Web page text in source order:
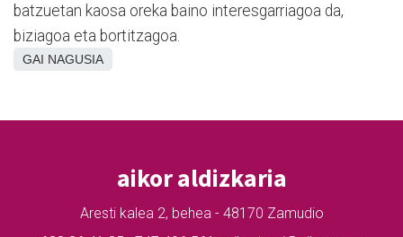
batzuetan kaosa oreka baino interesgarriagoa da,
biziagoa eta bortitzagoa.
GAI NAGUSIA
aikor aldizkaria
Aresti kalea 2, behea - 48170 Zamudio